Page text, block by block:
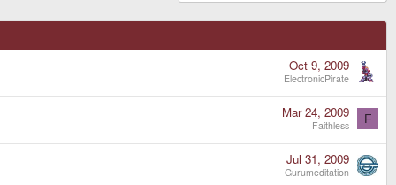
Oct 9, 2009
ElectronicPirate
Mar 24, 2009
Faithless F
Jul 31, 2009
Gurumeditation